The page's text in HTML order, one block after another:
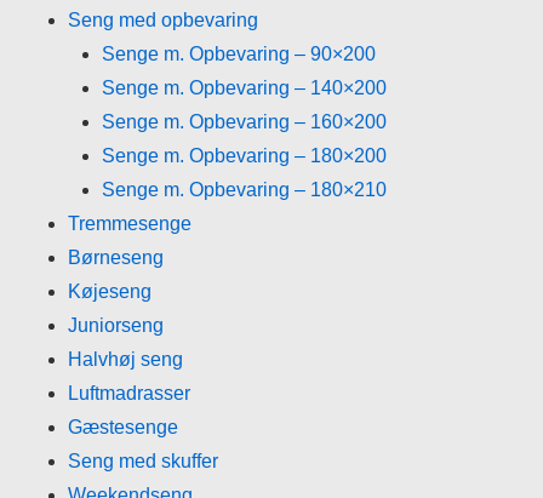
Seng med opbevaring
Senge m. Opbevaring – 90×200
Senge m. Opbevaring – 140×200
Senge m. Opbevaring – 160×200
Senge m. Opbevaring – 180×200
Senge m. Opbevaring – 180×210
Tremmesenge
Børneseng
Køjeseng
Juniorseng
Halvhøj seng
Luftmadrasser
Gæstesenge
Seng med skuffer